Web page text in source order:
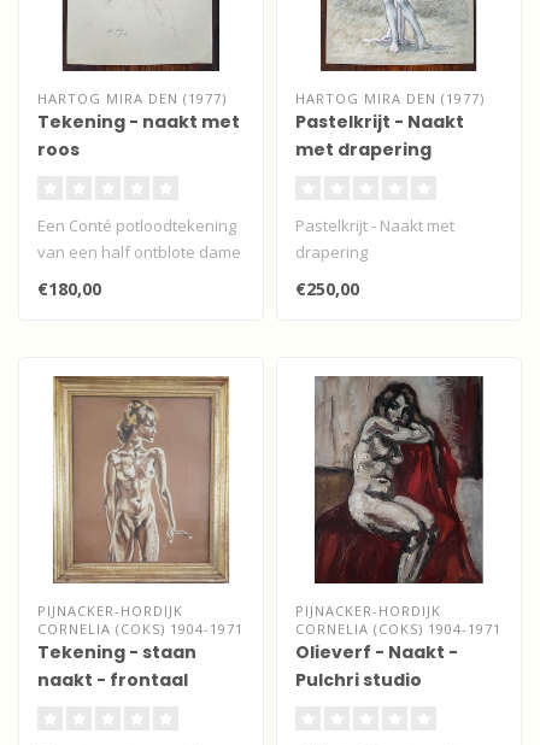
HARTOG MIRA DEN (1977)
Tekening - naakt met
roos
Een Conté potloodtekening
van een half ontblote dame
met een roos in haar in ha..
€180,00
HARTOG MIRA DEN (1977)
Pastelkrijt - Naakt
met drapering
Pastelkrijt - Naakt met
drapering
€250,00
PIJNACKER-HORDIJK
CORNELIA (COKS) 1904-1971
Tekening - staan
naakt - frontaal
PIJNACKER-HORDIJK
CORNELIA (COKS) 1904-1971
Olieverf - Naakt -
Pulchri studio